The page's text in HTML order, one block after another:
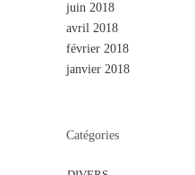
juin 2018
avril 2018
février 2018
janvier 2018
Catégories